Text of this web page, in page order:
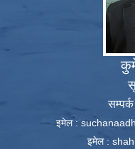
इमेल :
इमेल :